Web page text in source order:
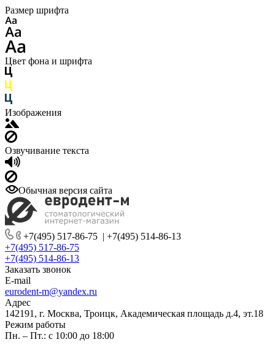
Размер шрифта
Цвет фона и шрифта
Изображения
Озвучивание текста
Обычная версия сайта
+7(495) 517-86-75 | +7(495) 514-86-13
+7(495) 517-86-75
+7(495) 514-86-13
Заказать звонок
E-mail
eurodent-m@yandex.ru
Адрес
142191, г. Москва, Троицк, Академическая площадь д.4, эт.18
Режим работы
Пн. – Пт.: с 10:00 до 18:00